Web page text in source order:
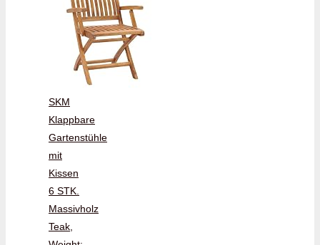
SKM
Klappbare
Gartenstühle
mit
Kissen
6 STK.
Massivholz
Teak,